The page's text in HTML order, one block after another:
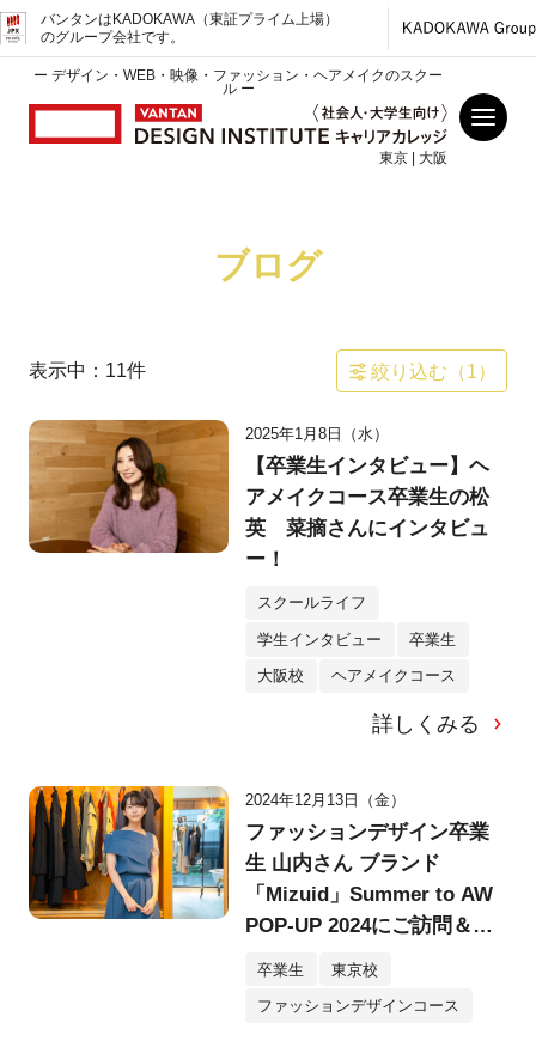
バンタンはKADOKAWA（東証プライム上場）
のグループ会社です。
ー デザイン・WEB・映像・ファッション・ヘアメイクのスクー
ル ー
東京 | 大阪
ブログ
表示中： 11件 絞り込む（1）
2025年1月8日（水）
【卒業生インタビュー】ヘ
アメイクコース卒業生の松
英 菜摘さんにインタビュ
ー！
スクールライフ
学生インタビュー 卒業生
大阪校 ヘアメイクコース
詳しくみる
2024年12月13日（金）
ファッションデザイン卒業
生 山内さん ブランド
「Mizuid」Summer to AW
POP-UP 2024にご訪問＆イ
ンタビュー！
卒業生 東京校
ファッションデザインコース